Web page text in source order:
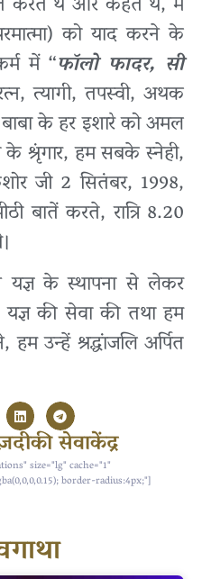
को याद करने के
में “फॉलो फादर, सी
त्यागी, तपस्वी, अथक
बाबा के हर इशारे को अमल
श्रृंगार, हम सबके स्नेही,
जी 2 सितंबर, 1998,
बातें करते, रात्रि 8.20
यज्ञ के स्थापना से लेकर
की सेवा की तथा हम
उन्हें श्रद्धांजलि अर्पित
सेवाकेंद्र
size="lg" cache="1"
border-radius:4px;"]